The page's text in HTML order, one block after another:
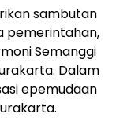
sambutan
pemerintahan,
Semanggi
Dalam
epemudaan